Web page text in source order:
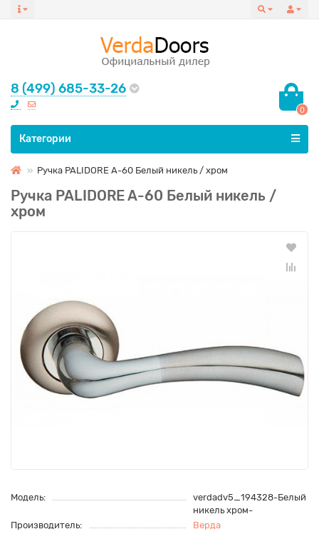
8 (499) 685-33-26
0
Все категории
Категории
Ручка PALIDORE A-60 Белый никель / хром
Ручка PALIDORE A-60 Белый никель /
хром
Модель:
verdadv5_194328-Белый
никель хром-
Производитель:
Верда